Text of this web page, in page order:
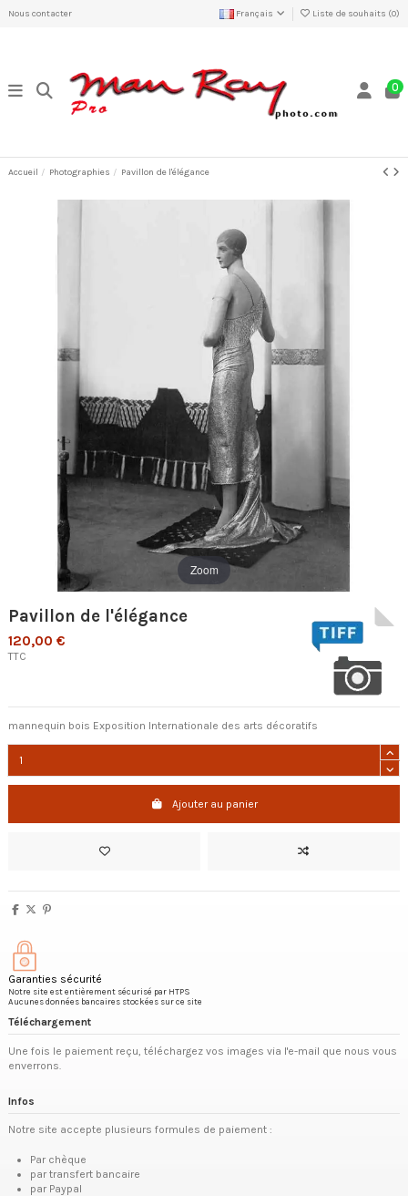
Nous contacter Français Liste de souhaits (0)
0
Accueil Photographies Pavillon de l'élégance
Zoom
Pavillon de l'élégance
120,00 €
TTC
mannequin bois Exposition Internationale des arts décoratifs
Ajouter au panier
Garanties sécurité
Notre site est entièrement sécurisé par HTPS
Aucunes données bancaires stockées sur ce site
Téléchargement
Une fois le paiement reçu, téléchargez vos images via l'e-mail que nous vous
enverrons.
Infos
Notre site accepte plusieurs formules de paiement :
Par chèque
par transfert bancaire
par Paypal